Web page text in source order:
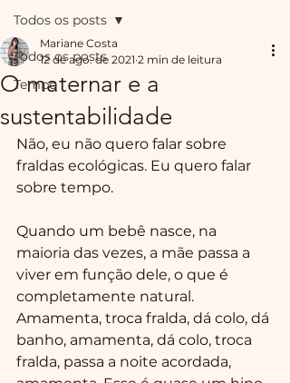
Todos os posts
Tempo
Todos os posts
O maternar e a
sustentabilidade
Mariane Costa
12 de ago. de 2021 2 min de leitura
Não, eu não quero falar sobre
fraldas ecológicas. Eu quero falar
sobre tempo.
Quando um bebê nasce, na
maioria das vezes, a mãe passa a
viver em função dele, o que é
completamente natural.
Amamenta, troca fralda, dá colo, dá
banho, amamenta, dá colo, troca
fralda, passa a noite acordada,